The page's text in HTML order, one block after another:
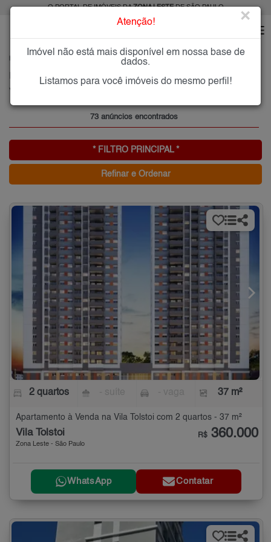
O PORTAL DE IMÓVEIS DAZONA LESTEDE SÃO PAULO
VILA TOLSTOI
Imóveis à Venda na Vila Tolstoi, Zona Leste de São Paulo
Vila Tolstoi, Zona Leste
73 anúncios encontrados
* FILTRO PRINCIPAL *
Refinar e Ordenar
2 quartos 37 m²
Apartamento à Venda na Vila Tolstoi com 2 quartos - 37 m²
Vila Tolstoi
Zona Leste - São Paulo
R$ 360.000
WhatsApp Contatar
Atenção! ×
Imóvel não está mais disponível em nossa base de
dados.
Listamos para você imóveis do mesmo perfil!